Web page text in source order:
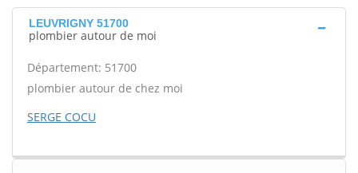
LEUVRIGNY 51700
plombier autour de moi
Département: 51700
plombier autour de chez moi
SERGE COCU